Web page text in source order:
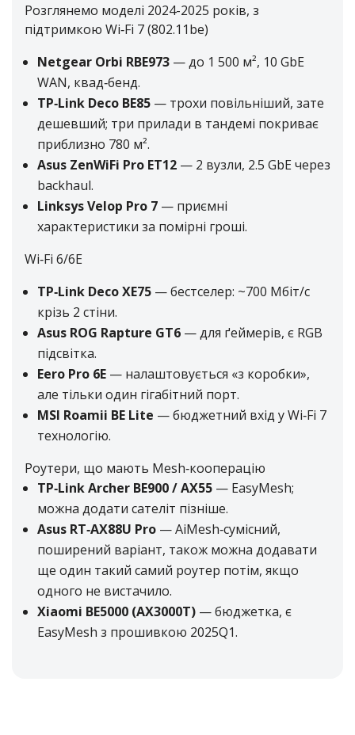
Розглянемо моделі 2024-2025 років, з
підтримкою Wi‑Fi 7 (802.11be)
Netgear Orbi RBE973 — до 1 500 м², 10 GbE
WAN, квад‑бенд.
TP‑Link Deco BE85 — трохи повільніший, зате
дешевший; три прилади в тандемі покриває
приблизно 780 м².
Asus ZenWiFi Pro ET12 — 2 вузли, 2.5 GbE через
backhaul.
Linksys Velop Pro 7 — приємні
характеристики за помірні гроші.
Wi‑Fi 6/6E
TP‑Link Deco XE75 — бестселер: ~700 Мбіт/с
крізь 2 стіни.
Asus ROG Rapture GT6 — для ґеймерів, є RGB
підсвітка.
Eero Pro 6E — налаштовується «з коробки»,
але тільки один гігабітний порт.
MSI Roamii BE Lite — бюджетний вхід у Wi‑Fi 7
технологію.
Роутери, що мають Mesh‑кооперацію
TP‑Link Archer BE900 / AX55 — EasyMesh;
можна додати сателіт пізніше.
Asus RT‑AX88U Pro — AiMesh‑сумісний,
поширений варіант, також можна додавати
ще один такий самий роутер потім, якщо
одного не вистачило.
Xiaomi BE5000 (AX3000T) — бюджетка, є
EasyMesh з прошивкою 2025Q1.
Адреса реалізації карток:
м. Біляївка. Магазин “MobiLand”, вул. Леніна, 129
сел. Ілліча(Біляївка). Магазин «Універсам» СПД
Шевченка, вул. Садова, 2а
с. В.Дальник. Магазин “Продукти”, вул. Шкільна, 26а
с. В.Дальник. Магазин «Магазин», 1-й пров. Шевченка,
1-а
дорога, 20 (відділ «Ремонт одягу» Пн-Сб)
с. Василівка, маг. «Все для дому» ПП Негріненко
м. Велика Михайлівка, універсам “Престиж”.
с. Градениці. Магазин (Попова), вул. Леніна,
с. Градениці. Магазин (Лелека), вул. Леніна,
с. Градениці. Магазин «Продукти»(Байова), вул. Леніна,
с. Захарівка (Фрунзівка). Магазин «Універмаг»
с. Козацьке. Магазин «ПП Бузила», вул. Міщенка, 6
с. Козацьке. Магазин “Продукти”, вул. Міщенка, 2